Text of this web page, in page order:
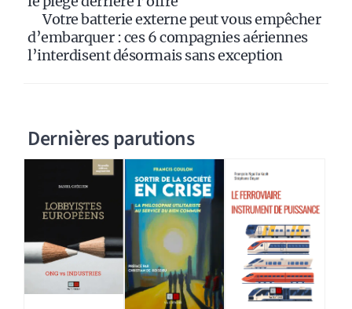
Votre batterie externe peut vous empêcher
d’embarquer : ces 6 compagnies aériennes
l’interdisent désormais sans exception
Dernières parutions